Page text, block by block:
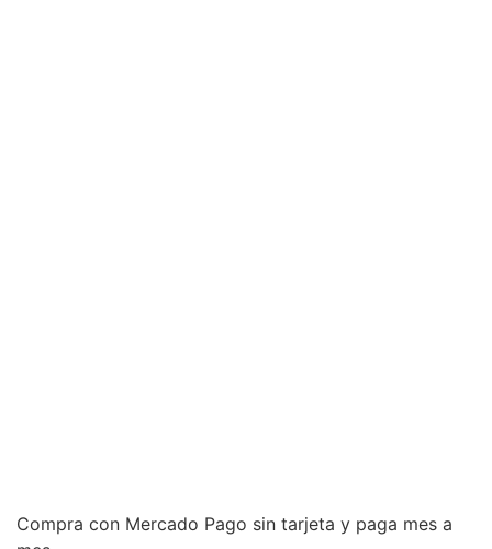
Compra con Mercado Pago sin tarjeta y paga mes a